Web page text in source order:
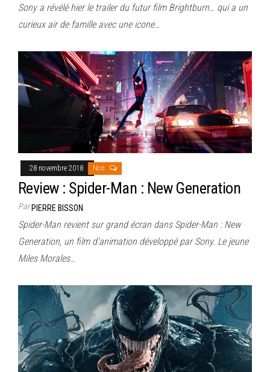
Sony a révélé hier le trailer du futur film Brightburn… qui a un
curieux air de famille avec une icone…
28 novembre 2018 Non
Review : Spider-Man : New Generation
ParPIERRE BISSON
Spider-Man revient sur grand écran dans Spider-Man : New
Generation, un film d’animation développé par Sony. Le jeune
Miles Morales…